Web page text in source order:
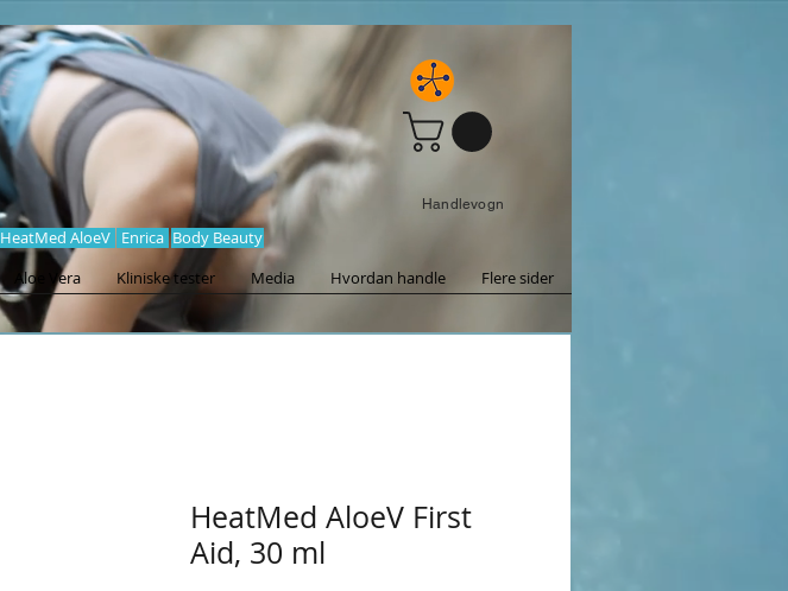
Handlevogn
HeatMed AloeV Enrica Body Beauty
Aloe Vera Kliniske tester Media Hvordan handle Flere sider
HeatMed AloeV First
Aid, 30 ml